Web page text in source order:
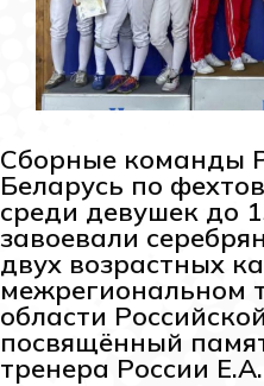
Сборные команды
Беларусь по
среди девушек до
завоевали
двух возрастных
межрегиональном
области
посвящённый
тренера России